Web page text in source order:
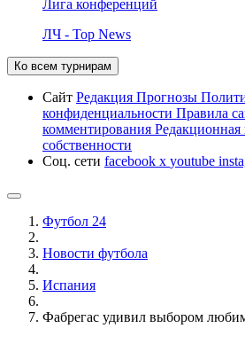
Лига конференций
ЛЧ - Top News
Ко всем турнирам
Сайт Редакция Прогнозы
конфиденциальности Правила
комментирования Редакционная
собственности
Соц. сети facebook x youtube
Футбол 24
Новости футбола
Испания
Фабрегас удивил выбором